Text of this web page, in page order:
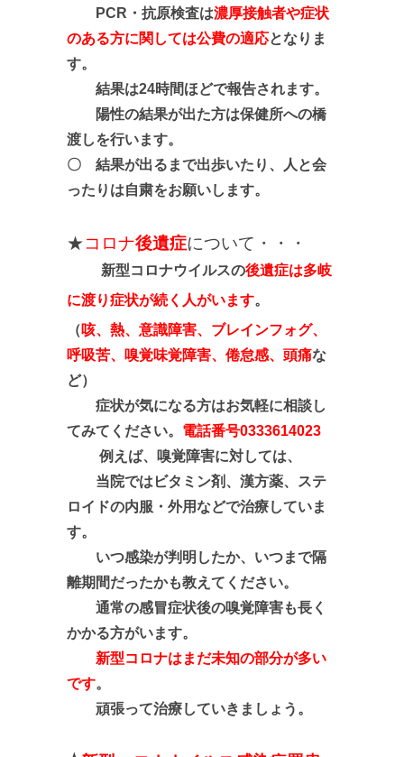
PCR・抗原検査は濃厚接触者や症状
のある方に関しては公費の適応となりま
す。
結果は24時間ほどで報告されます。
陽性の結果が出た方は保健所への橋
渡しを行います。
〇 結果が出るまで出歩いたり、人と会
ったりは自粛をお願いします。
★コロナ後遺症について・・・
新型コロナウイルスの後遺症は多岐
に渡り症状が続く人がいます。
（咳、熱、意識障害、ブレインフォグ、
呼吸苦、嗅覚味覚障害、倦怠感、頭痛な
ど）
症状が気になる方はお気軽に相談し
てみてください。 電話番号0333614023
例えば、嗅覚障害に対しては、
当院では ビタミン剤、漢方薬、ステ
ロイドの内服・外用などで治療していま
す。
いつ感染が判明したか、いつまで隔
離期間だったかも教えてください。
通常の感冒症状後の嗅覚障害も長く
かかる方がいます。
新型コロナはまだ未知の部分が多い
です。
頑張って治療していきましょう。